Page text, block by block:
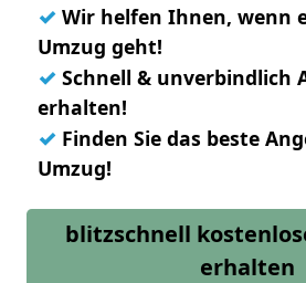
✓ Wir helfen Ihnen, wenn
Umzug geht!
✓ Schnell & unverbindlich
erhalten!
✓ Finden Sie das beste
Umzug!
blitzschnell
erhalten